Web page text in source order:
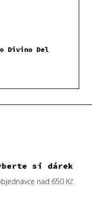
si dárek
nad 650 Kč
Divino Del